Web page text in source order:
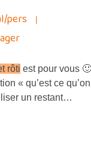
pers
rôti est pour vous
« qu’est ce
un restant…